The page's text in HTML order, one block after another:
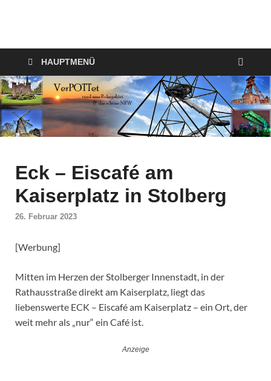
VerPOTTet
HAUPTMENÜ
Eck – Eiscafé am
Kaiserplatz in Stolberg
26. Februar 2023
[Werbung]
Mitten im Herzen der Stolberger Innenstadt, in der
Rathausstraße direkt am Kaiserplatz, liegt das
liebenswerte ECK – Eiscafé am Kaiserplatz – ein Ort, der
weit mehr als „nur“ ein Café ist.